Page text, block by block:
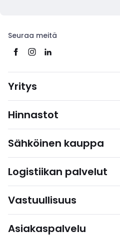
Seuraa meitä
Yritys
Hinnastot
Sähköinen kauppa
Logistiikan palvelut
Vastuullisuus
Asiakaspalvelu